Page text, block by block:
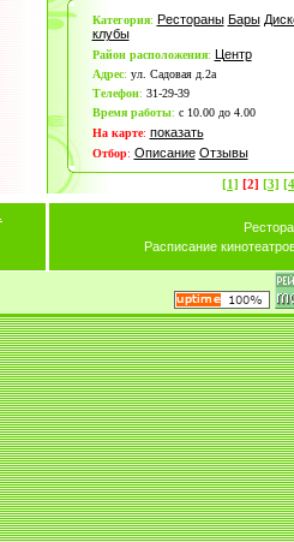
Категория: Рестораны Бары
клубы
Район расположения: Центр
Адрес: ул. Садовая д.2а
Телефон: 31-29-39
Время работы: с 10.00 до 4.00
На карте: показать
Отбор: Описание Отзывы
[1] [2] [3]
Расписание